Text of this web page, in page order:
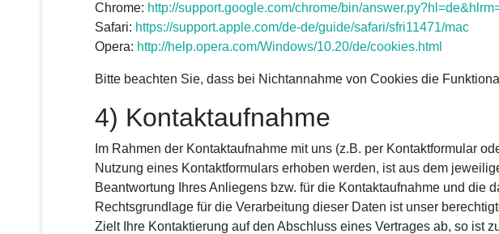
Chrome: http://support.google.com/chrome/bin/answer.py?hl=de
Safari: https://support.apple.com/de-de/guide/safari/sfri11471/mac
Opera: http://help.opera.com/Windows/10.20/de/cookies.html
Bitte beachten Sie, dass bei Nichtannahme von Cookies die
4) Kontaktaufnahme
Im Rahmen der Kontaktaufnahme mit uns (z.B. per Kontaktformular
Nutzung eines Kontaktformulars erhoben werden, ist aus dem
Beantwortung Ihres Anliegens bzw. für die Kontaktaufnahme und die
Rechtsgrundlage für die Verarbeitung dieser Daten ist unser
Zielt Ihre Kontaktierung auf den Abschluss eines Vertrages ab, so ist